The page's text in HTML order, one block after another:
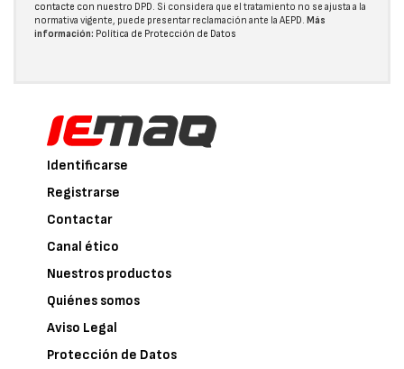
contacte con nuestro DPD. Si considera que el tratamiento no se ajusta a la
normativa vigente, puede presentar reclamación ante la AEPD. Más
información: Política de Protección de Datos
Identificarse
Registrarse
Contactar
Canal ético
Nuestros productos
Quiénes somos
Aviso Legal
Protección de Datos